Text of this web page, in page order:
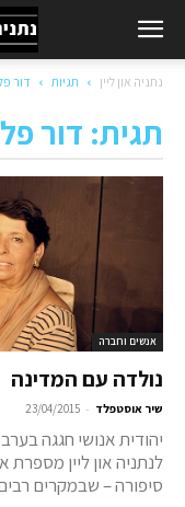
נתניה און ליין תגיות דור
תגית: דור
אנשים וחברה
נולדה עם המדינה
שיר אוסטפלד -
23/04/2015
לנתניה און ליין
סיפורה – שבמקרים